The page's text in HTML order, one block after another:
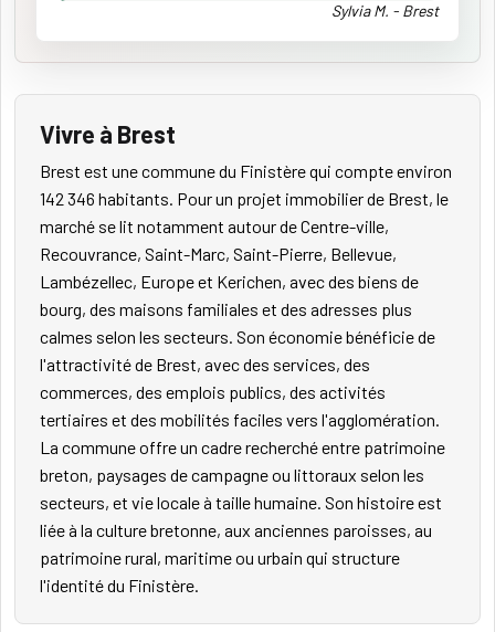
Sylvia M. - Brest
Vivre à Brest
Brest est une commune du Finistère qui compte environ
142 346 habitants. Pour un projet immobilier de Brest, le
marché se lit notamment autour de Centre-ville,
Recouvrance, Saint-Marc, Saint-Pierre, Bellevue,
Lambézellec, Europe et Kerichen, avec des biens de
bourg, des maisons familiales et des adresses plus
calmes selon les secteurs. Son économie bénéficie de
l'attractivité de Brest, avec des services, des
commerces, des emplois publics, des activités
tertiaires et des mobilités faciles vers l'agglomération.
La commune offre un cadre recherché entre patrimoine
breton, paysages de campagne ou littoraux selon les
secteurs, et vie locale à taille humaine. Son histoire est
liée à la culture bretonne, aux anciennes paroisses, au
patrimoine rural, maritime ou urbain qui structure
l'identité du Finistère.